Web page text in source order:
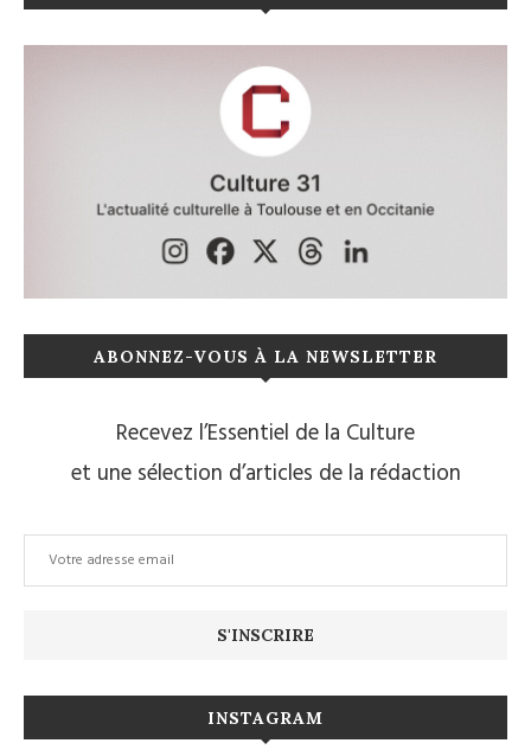
ABONNEZ-VOUS À LA NEWSLETTER
Recevez l’Essentiel de la Culture
et une sélection d’articles de la rédaction
INSTAGRAM